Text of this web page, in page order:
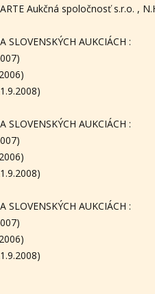
Aukčná spoločnosť s.r.o. ,
SLOVENSKÝCH AUKCIÁCH :
SLOVENSKÝCH AUKCIÁCH :
SLOVENSKÝCH AUKCIÁCH :